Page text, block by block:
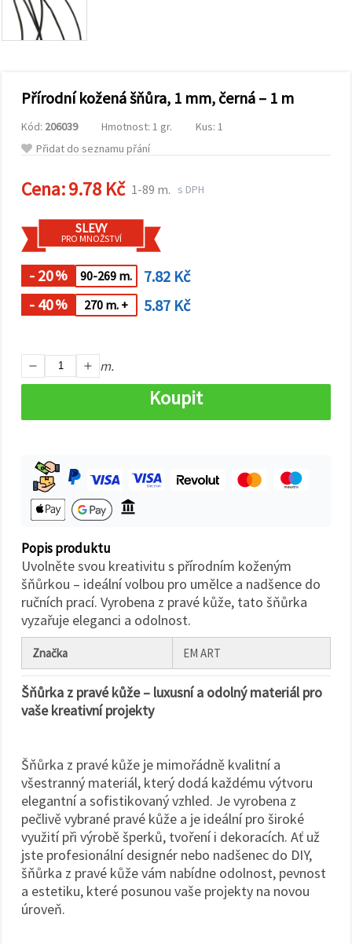
obsah a
reklamu, a
to i s
pomocí
analýzu a
marketing.
Můžete
použitím
kliknutím
vše!" Nebo
můžete
uvést své
preference v
Nastavení
výběrem
typu
na tlačítko
"Uložit"
vše
Přírodní kožená šňůra, 1 mm, černá – 1 m
Kód: 206039 Hmotnost: 1 gr.
Kus: 1
Přidat do seznamu přání
Cena:9.78 Kč 1-89 m. s DPH
SLEVY
PRO MNOŽSTVÍ
- 20% 90-269 m.
7.82 Kč
- 40% 270 m. + 5.87 Kč
m.
Koupit
Popis produktu
Uvolněte svou kreativitu s přírodním koženým
šňůrkou – ideální volbou pro umělce a nadšence do
ručních prací. Vyrobena z pravé kůže, tato šňůrka
vyzařuje eleganci a odolnost.
Značka EM ART
Šňůrka z pravé kůže – luxusní a odolný materiál pro
vaše kreativní projekty
Šňůrka z pravé kůže je mimořádně kvalitní a
všestranný materiál, který dodá každému výtvoru
elegantní a sofistikovaný vzhled. Je vyrobena z
pečlivě vybrané pravé kůže a je ideální pro široké
využití při výrobě šperků, tvoření i dekoracích. Ať už
jste profesionální designér nebo nadšenec do DIY,
šňůrka z pravé kůže vám nabídne odolnost, pevnost
a estetiku, které posunou vaše projekty na novou
úroveň.